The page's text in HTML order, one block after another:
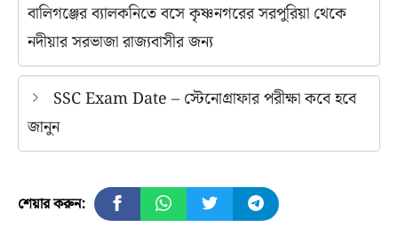
বালিগঞ্জের ব্যালকনিতে বসে কৃষ্ণনগরের সরপুরিয়া থেকে
নদীয়ার সরভাজা রাজ্যবাসীর জন্য
SSC Exam Date – স্টেনোগ্রাফার পরীক্ষা কবে হবে
জানুন
শেয়ার করুন: